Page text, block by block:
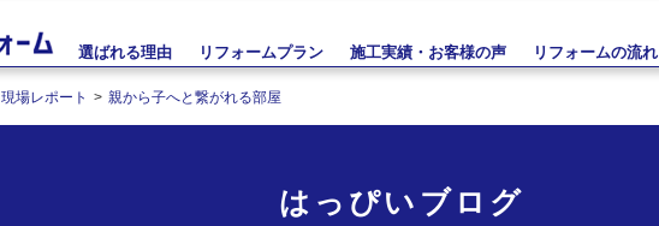
選ばれる理由 リフォームプラン 施工実績・お客様の声 リフォームの流れ
現場レポート 親から子へと繋がれる部屋
はっぴいブログ